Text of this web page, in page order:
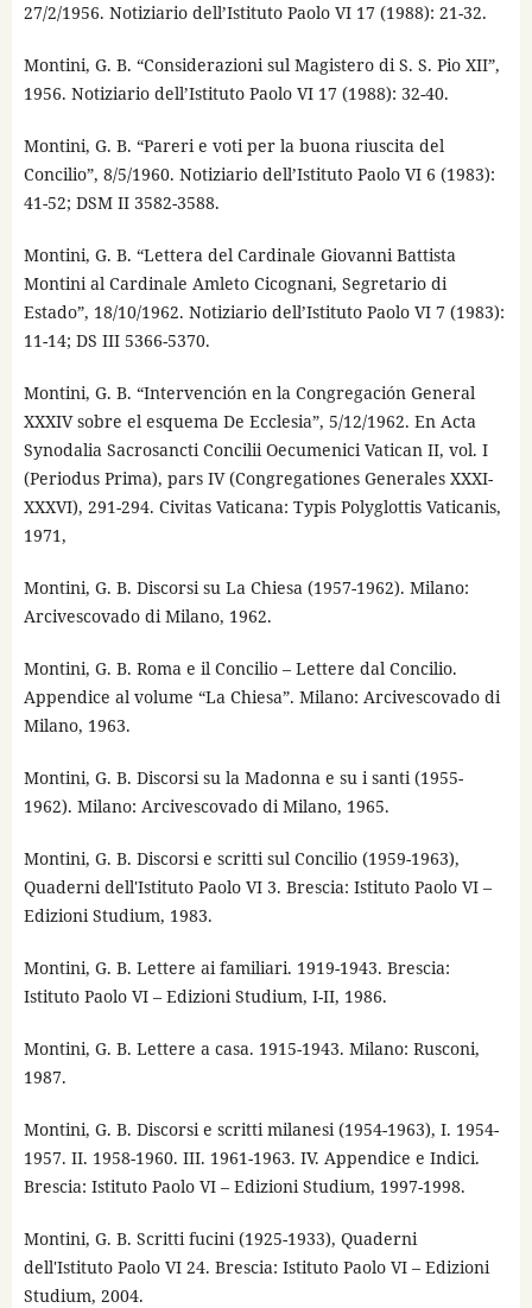
27/2/1956. Notiziario dell’Istituto Paolo VI 17 (1988): 21-32.
Montini, G. B. “Considerazioni sul Magistero di S. S. Pio XII”,
1956. Notiziario dell’Istituto Paolo VI 17 (1988): 32-40.
Montini, G. B. “Pareri e voti per la buona riuscita del
Concilio”, 8/5/1960. Notiziario dell’Istituto Paolo VI 6 (1983):
41-52; DSM II 3582-3588.
Montini, G. B. “Lettera del Cardinale Giovanni Battista
Montini al Cardinale Amleto Cicognani, Segretario di
Estado”, 18/10/1962. Notiziario dell’Istituto Paolo VI 7 (1983):
11-14; DS III 5366-5370.
Montini, G. B. “Intervención en la Congregación General
XXXIV sobre el esquema De Ecclesia”, 5/12/1962. En Acta
Synodalia Sacrosancti Concilii Oecumenici Vatican II, vol. I
(Periodus Prima), pars IV (Congregationes Generales XXXI-
XXXVI), 291-294. Civitas Vaticana: Typis Polyglottis Vaticanis,
1971,
Montini, G. B. Discorsi su La Chiesa (1957-1962). Milano:
Arcivescovado di Milano, 1962.
Montini, G. B. Roma e il Concilio – Lettere dal Concilio.
Appendice al volume “La Chiesa”. Milano: Arcivescovado di
Milano, 1963.
Montini, G. B. Discorsi su la Madonna e su i santi (1955-
1962). Milano: Arcivescovado di Milano, 1965.
Montini, G. B. Discorsi e scritti sul Concilio (1959-1963),
Quaderni dell'Istituto Paolo VI 3. Brescia: Istituto Paolo VI –
Edizioni Studium, 1983.
Montini, G. B. Lettere ai familiari. 1919-1943. Brescia:
Istituto Paolo VI – Edizioni Studium, I-II, 1986.
Montini, G. B. Lettere a casa. 1915-1943. Milano: Rusconi,
1987.
Montini, G. B. Discorsi e scritti milanesi (1954-1963), I. 1954-
1957. II. 1958-1960. III. 1961-1963. IV. Appendice e Indici.
Brescia: Istituto Paolo VI – Edizioni Studium, 1997-1998.
Montini, G. B. Scritti fucini (1925-1933), Quaderni
dell'Istituto Paolo VI 24. Brescia: Istituto Paolo VI – Edizioni
Studium, 2004.